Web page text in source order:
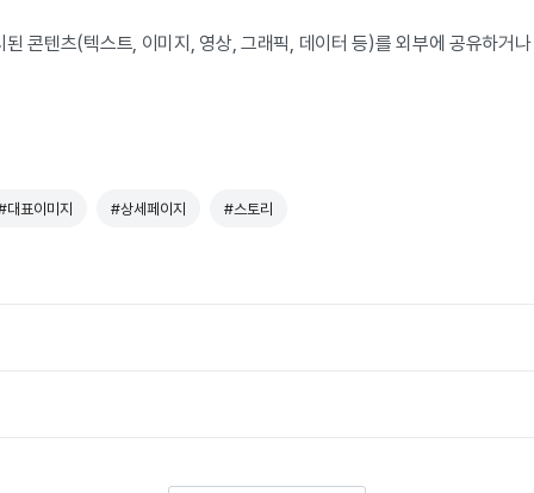
콘텐츠(텍스트, 이미지, 영상, 그래픽, 데이터 등)를 외부에 공유하거
대표이미지 #상세페이지 #스토리